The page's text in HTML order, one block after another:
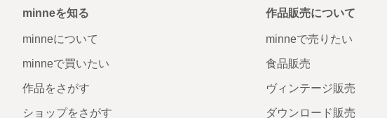
minneを知る
minneについて
minneで買いたい
作品をさがす
ショップをさがす
作品販売について
minneで売りたい
食品販売
ヴィンテージ販売
ダウンロード販売